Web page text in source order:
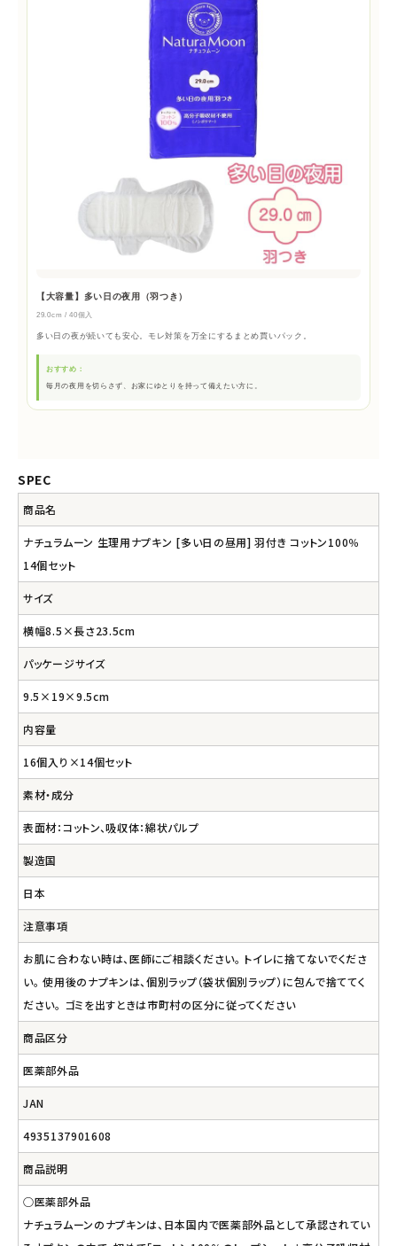
【大容量】多い日の夜用（羽つき）
29.0cm / 40個入
多い日の夜が続いても安心。モレ対策を万全にするまとめ買いパック。
おすすめ：
毎月の夜用を切らさず、お家にゆとりを持って備えたい方に。
SPEC
商品名
ナチュラムーン 生理用ナプキン [多い日の昼用] 羽付き コットン100％
14個セット
サイズ
横幅8.5×長さ23.5cm
パッケージサイズ
9.5×19×9.5cm
内容量
16個入り×14個セット
素材・成分
表面材：コットン、吸収体：綿状パルプ
製造国
日本
注意事項
お肌に合わない時は、医師にご相談ください。 トイレに捨てないでくださ
い。 使用後のナプキンは、個別ラップ（袋状個別ラップ）に包んで捨ててく
ださい。 ゴミを出すときは市町村の区分に従ってください
商品区分
医薬部外品
JAN
4935137901608
商品説明
○医薬部外品
ナチュラムーンのナプキンは、日本国内で医薬部外品として承認されてい